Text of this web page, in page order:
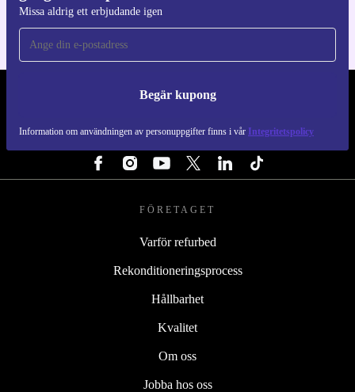
Missa aldrig ett erbjudande igen
Begär kupong
Information om användningen av personuppgifter finns i vår Integritetspolicy
REFURBED SVERIGE - RETHINK NEW.
FÖLJ OSS
FÖRETAGET
Varför refurbed
Rekonditioneringsprocess
Hållbarhet
Kvalitet
Om oss
Jobba hos oss